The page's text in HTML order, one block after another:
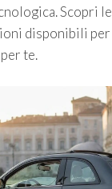
Scopri
disponibili per
te.